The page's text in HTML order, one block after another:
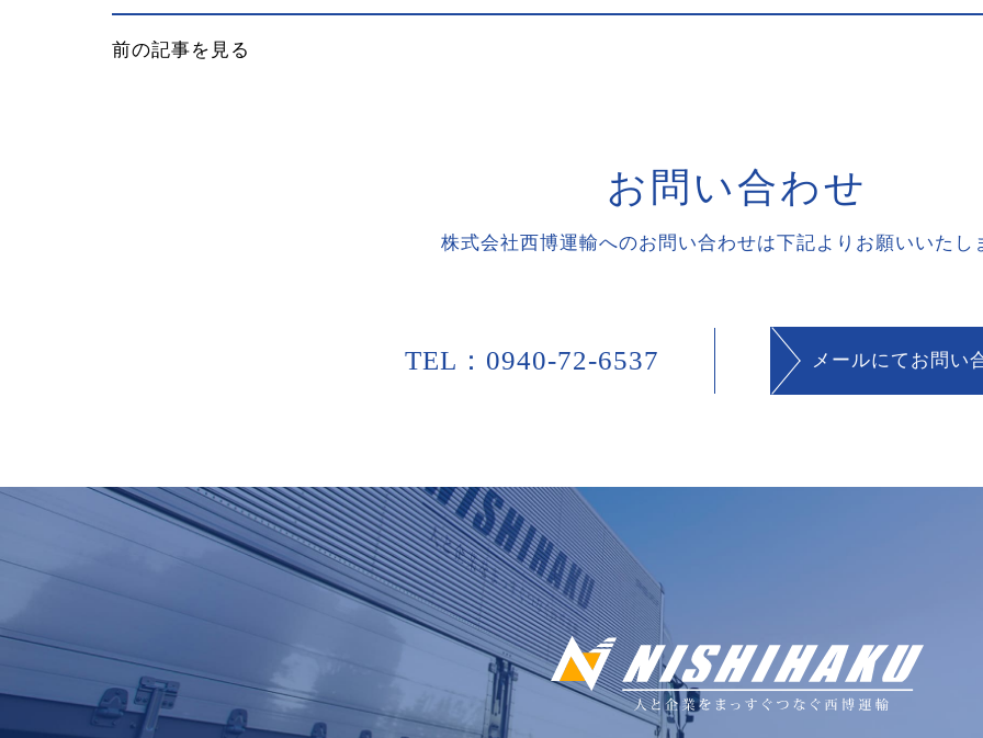
前の記事を見る
お 問 い合わせ
株式会社西博運輸へのお問い合わせは下記よりお願いいたし
TEL：0940-72-6537 メールにてお問い